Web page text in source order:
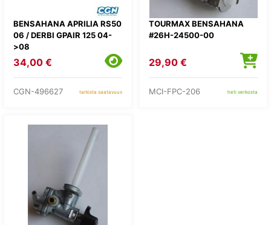
BENSAHANA APRILIA RS50
06 / DERBI GPAIR 125 04-
>08
34,00 €
CGN-496627 tarkista saatavuus
TOURMAX BENSAHANA
#26H-24500-00
29,90 €
MCI-FPC-206 heti verkosta